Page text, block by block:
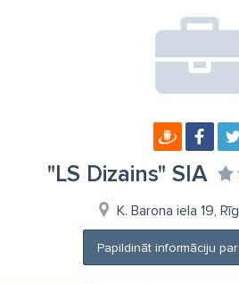
"LS Dizains" SIA
K. Barona iela 19,
Papildināt informāciju